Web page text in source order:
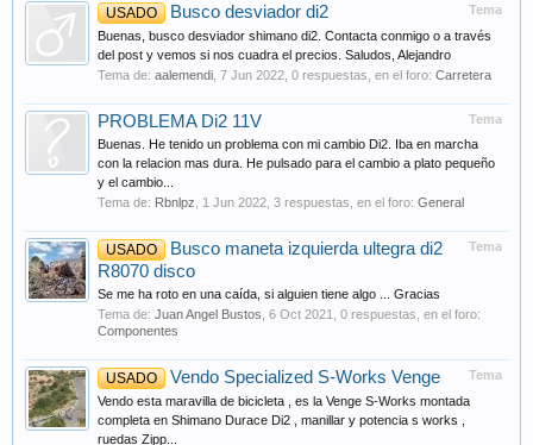
Tema
USADO Busco desviador di2
Buenas, busco desviador shimano di2. Contacta conmigo o a través
del post y vemos si nos cuadra el precios. Saludos, Alejandro
Tema de: aalemendi 7 Jun 2022 , 0 respuestas, en el foro: Carretera
Tema
PROBLEMA Di2 11V
Buenas. He tenido un problema con mi cambio Di2. Iba en marcha
con la relacion mas dura. He pulsado para el cambio a plato pequeño
y el cambio...
Tema de: Rbnlpz 1 Jun 2022 , 3 respuestas, en el foro: General
Tema
USADO
Busco maneta izquierda ultegra di2
R8070 disco
Se me ha roto en una caída, si alguien tiene algo ... Gracias
Tema de: Juan Angel Bustos 6 Oct 2021
, 0 respuestas, en el foro:
Componentes
Tema
USADO Vendo Specialized S-Works Venge
Vendo esta maravilla de bicicleta , es la Venge S-Works montada
completa en Shimano Durace Di2 , manillar y potencia s works ,
ruedas Zipp...